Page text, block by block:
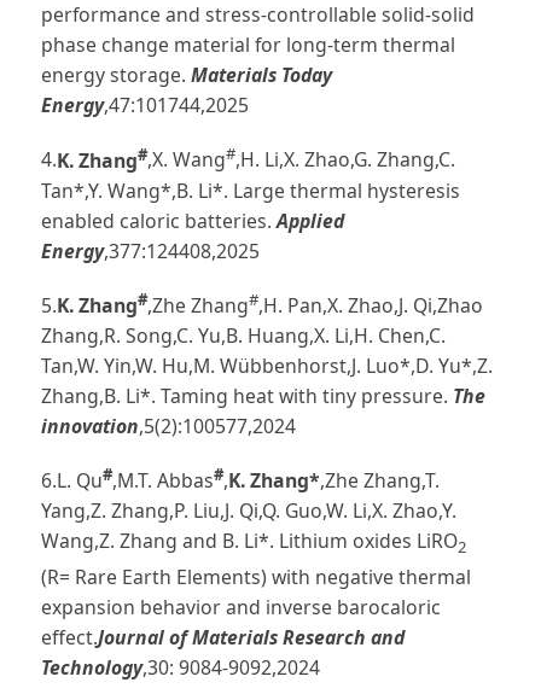
performance and stress-controllable solid-solid
phase change material for long-term thermal
energy storage. Materials Today
Energy,47:101744,2025
4.K. Zhang#,X. Wang#,H. Li,X. Zhao,G. Zhang,C.
Tan*,Y. Wang*,B. Li*. Large thermal hysteresis
enabled caloric batteries.Applied
Energy,377:124408,2025
5.K.Zhang#,Zhe Zhang#,H. Pan,X. Zhao,J. Qi,Zhao
Zhang,R. Song,C. Yu,B. Huang,X. Li,H. Chen,C.
Tan,W. Yin,W. Hu,M. Wübbenhorst,J. Luo*,D. Yu*,Z.
Zhang,B. Li*. Taming heat with tiny pressure. The
innovation,5(2):100577,2024
6.L. Qu#,M.T. Abbas#,K. Zhang*,Zhe Zhang,T.
Yang,Z. Zhang,P. Liu,J. Qi,Q. Guo,W. Li,X. Zhao,Y.
Wang,Z. Zhang and B. Li*. Lithium oxides LiRO2
(R= Rare Earth Elements) with negative thermal
expansion behavior and inverse barocaloric
effect.Journal of Materials Research and
Technology,30: 9084-9092,2024